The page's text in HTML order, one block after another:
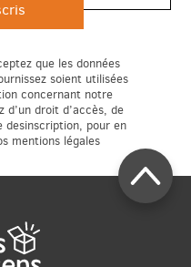
que les données
soient utilisées
concernant notre
d’un droit d’accès, de
desinscription, pour en
mentions légales